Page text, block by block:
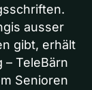
ausser
gibt, erhält
TeleBärn
Senioren